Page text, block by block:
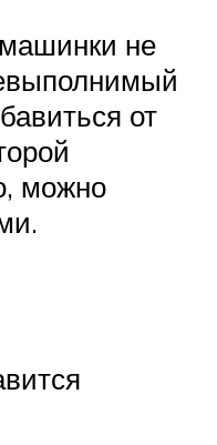
не
от
можно